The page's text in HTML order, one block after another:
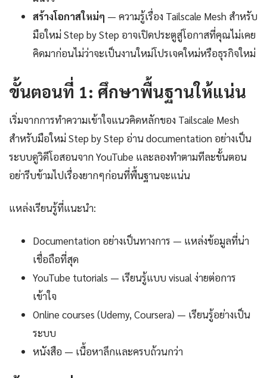
สร้างโอกาสใหม่ๆ — ความรู้เรื่อง Tailscale Mesh สำหรับ
มือใหม่ Step by Step อาจเปิดประตูสู่โอกาสที่คุณไม่เคย
คิดมาก่อนไม่ว่าจะเป็นงานใหม่โปรเจคใหม่หรือธุรกิจใหม่
ขั้นตอนที่ 1: ศึกษาพื้นฐานให้แน่น
เริ่มจากการทำความเข้าใจแนวคิดหลักของ Tailscale Mesh
สำหรับมือใหม่ Step by Step อ่าน documentation อย่างเป็น
ระบบดูวิดีโอสอนจาก YouTube และลองทำตามทีละขั้นตอน
อย่ารีบข้ามไปเรื่องยากๆก่อนที่พื้นฐานจะแน่น
แหล่งเรียนรู้ที่แนะนำ:
Documentation อย่างเป็นทางการ — แหล่งข้อมูลที่น่า
เชื่อถือที่สุด
YouTube tutorials — เรียนรู้แบบ visual ง่ายต่อการ
เข้าใจ
Online courses (Udemy, Coursera) — เรียนรู้อย่างเป็น
ระบบ
หนังสือ — เนื้อหาลึกและครบถ้วนกว่า